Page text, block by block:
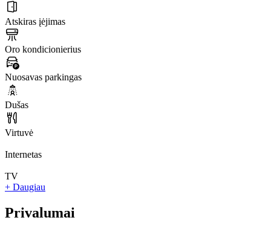
Atskiras įėjimas
Oro kondicionierius
Nuosavas parkingas
Dušas
Virtuvė
Internetas
TV
+ Daugiau
Privalumai